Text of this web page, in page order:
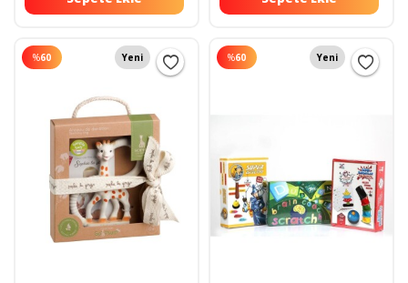
%60 Yeni %60 Yeni